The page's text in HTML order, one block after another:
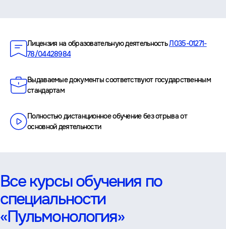
Лицензия на образовательную деятельностьЛ035-01271-
78/04428984
Выдаваемые документы соответствуют государственным
стандартам
Полностью дистанционное обучение без отрыва от
основной деятельности
Все курсы обучения по
специальности
«Пульмонология»